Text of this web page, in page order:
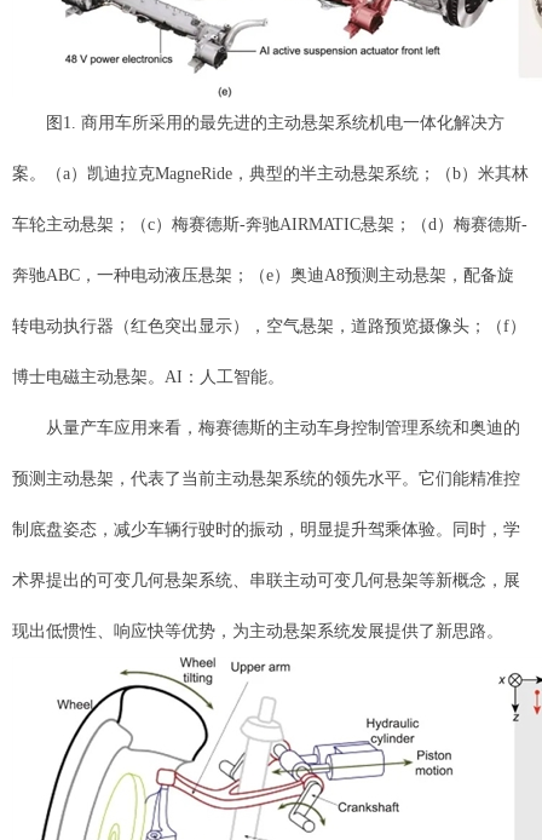
图1. 商用车所采用的最先进的主动悬架系统机电一体化解决方
案。（a）凯迪拉克MagneRide，典型的半主动悬架系统；（b）米其林
车轮主动悬架；（c）梅赛德斯-奔驰AIRMATIC悬架；（d）梅赛德斯-
奔驰ABC，一种电动液压悬架；（e）奥迪A8预测主动悬架，配备旋
转电动执行器（红色突出显示），空气悬架，道路预览摄像头；（f）
博士电磁主动悬架。AI：人工智能。
从量产车应用来看，梅赛德斯的主动车身控制管理系统和奥迪的
预测主动悬架，代表了当前主动悬架系统的领先水平。它们能精准控
制底盘姿态，减少车辆行驶时的振动，明显提升驾乘体验。同时，学
术界提出的可变几何悬架系统、串联主动可变几何悬架等新概念，展
现出低惯性、响应快等优势，为主动悬架系统发展提供了新思路。